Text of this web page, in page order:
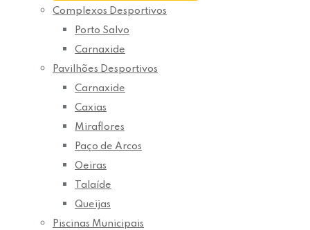
Complexos Desportivos
Porto Salvo
Carnaxide
Pavilhões Desportivos
Carnaxide
Caxias
Miraflores
Paço de Arcos
Oeiras
Talaíde
Queijas
Piscinas Municipais